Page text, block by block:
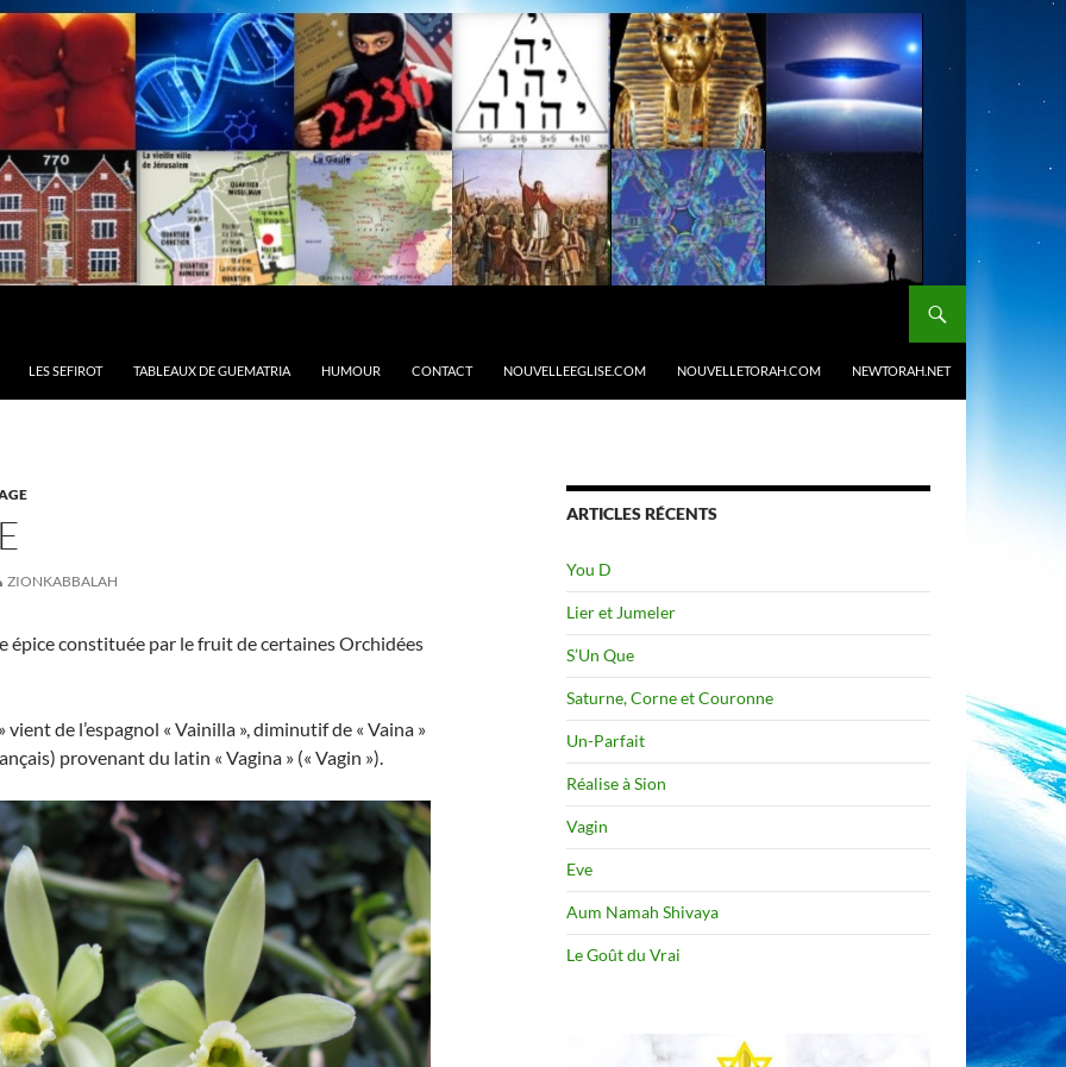
LES SEFIROT TABLEAUX DE GUEMATRIA HUMOUR CONTACT NOUVELLEEGLISE.COM NOUVELLETORAH.COM NEWTORAH.NET
ZIONKABBALAH
épice constituée par le fruit de certaines Orchidées
vient de l’espagnol « Vainilla », diminutif de « Vaina »
provenant du latin « Vagina » (« Vagin »).
ARTICLES RÉCENTS
You D
Lier et Jumeler
S’Un Que
Saturne, Corne et Couronne
Un-Parfait
Réalise à Sion
Vagin
Eve
Aum Namah Shivaya
Le Goût du Vrai